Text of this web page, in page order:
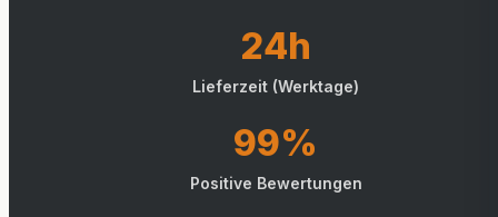
24h
Lieferzeit (Werktage)
99%
Positive Bewertungen